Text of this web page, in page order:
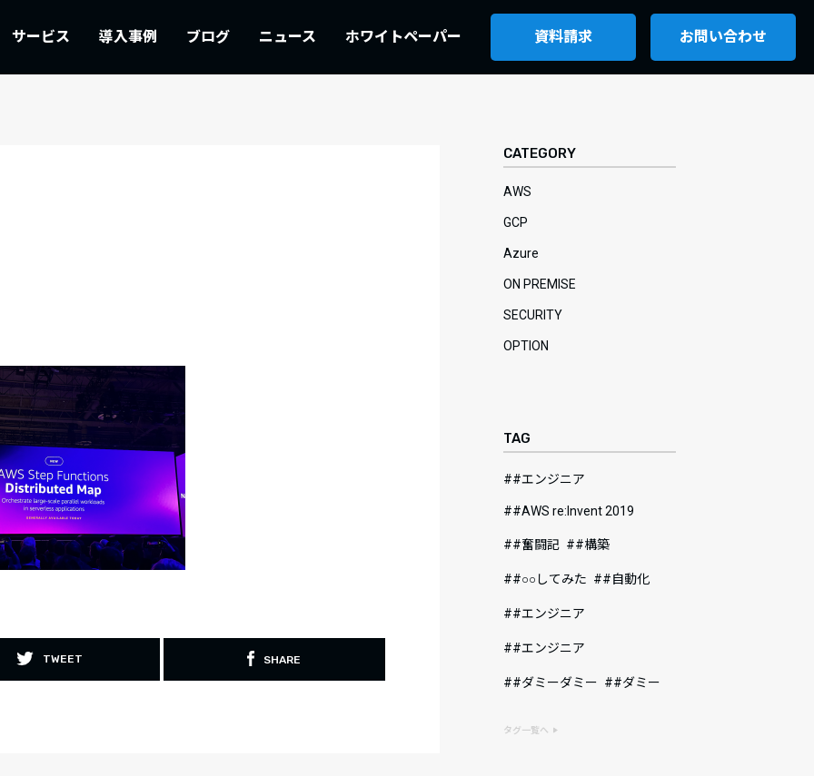
サービス 導入事例 ブログ ニュース ホワイトペーパー 資料請求 お問い合わせ
TWEET SHARE
CATEGORY
AWS
GCP
Azure
ON PREMISE
SECURITY
OPTION
TAG
#エンジニア
#AWS re:Invent 2019
#奮闘記 #構築
#○○してみた #自動化
#エンジニア
#エンジニア
#ダミーダミー #ダミー
タグ一覧へ